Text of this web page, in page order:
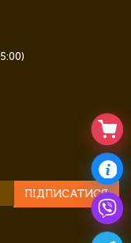
ПІДПИСАТИСЯ